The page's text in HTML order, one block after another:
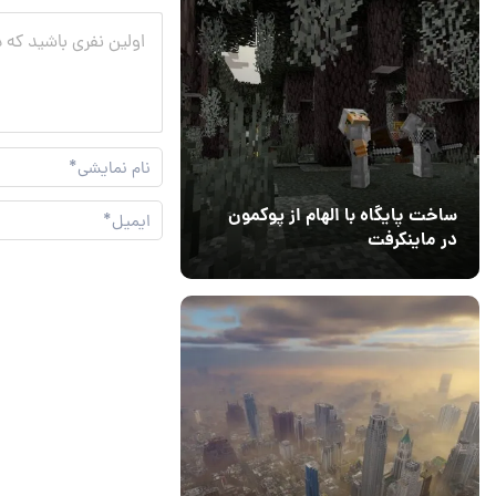
ساخت پایگاه با الهام از پوکمون
در ماینکرفت